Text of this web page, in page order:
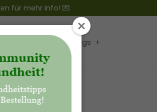
für mehr Info! 💌
Blogs +